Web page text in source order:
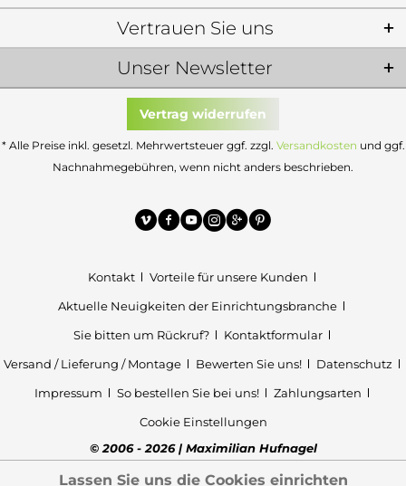
Unser Newsletter
Vertrauen Sie uns
Vertrag widerrufen
* Alle Preise inkl. gesetzl. Mehrwertsteuer ggf. zzgl. Versandkosten und ggf.
Nachnahmegebühren, wenn nicht anders beschrieben.
Kontakt
Vorteile für unsere Kunden
Aktuelle Neuigkeiten der Einrichtungsbranche
Sie bitten um Rückruf?
Kontaktformular
Versand / Lieferung / Montage
Bewerten Sie uns!
Datenschutz
Impressum
So bestellen Sie bei uns!
Zahlungsarten
Cookie Einstellungen
© 2006 - 2026 | Maximilian Hufnagel
Lassen Sie uns die Cookies einrichten